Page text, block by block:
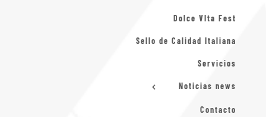
Dolce VIta Fest
Sello de Calidad Italiana
Servicios
Noticias news
Contacto